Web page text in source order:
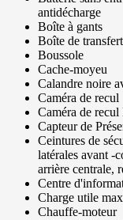
antidécharge
Boîte à gants
Boîte de
Boussole
Cache-moyeu
Calandre noire
Caméra de recul
Caméra de
Capteur de
Ceintures de
latérales avant -
arrière centrale,
Centre
Charge utile
Chauffe-moteur